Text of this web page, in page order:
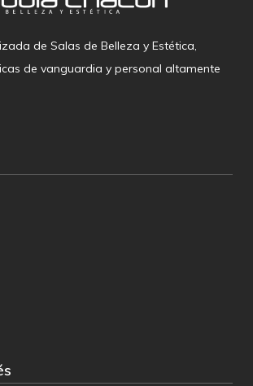
de Salas de Belleza y Estética,
de vanguardia y personal altamente